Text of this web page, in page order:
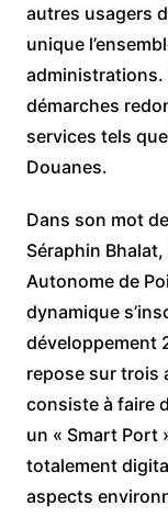
autres usagers
unique
administrations.
démarches
services tels
Douanes.
Dans son mot
Séraphin
Autonome de
dynamique
développement
repose sur trois
consiste à faire
un « Smart Port
totalement
aspects